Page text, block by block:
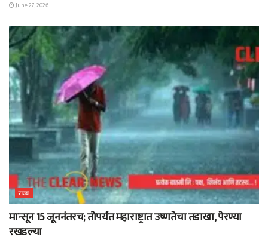
June 27, 2026
राज्य
मान्सून 15 जूननंतरच; तोपर्यंत महाराष्ट्रात उष्णतेचा तडाखा, पेरण्या
रखडल्या